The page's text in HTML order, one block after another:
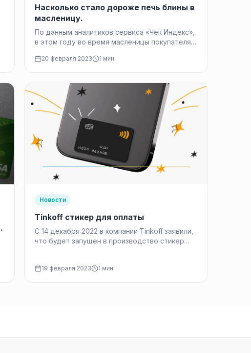
Насколько стало дороже печь блины в
масленицу.
По данным аналитиков сервиса «Чек Индекс»,
в этом году во время масленицы покупателям
в среднем 93 рубля. На 7% стало…
20 февраля 2023 1 мин
Новости
Tinkoff стикер для оплаты
С 14 декабря 2022 в компании Tinkoff заявили,
что будет запущен в производство стикер
19 февраля 2023 1 мин